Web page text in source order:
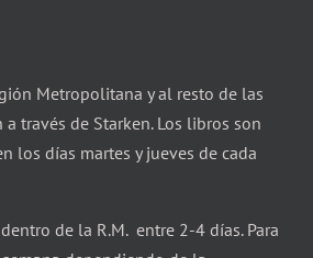
Metropolitana y al resto de las
través de Starken. Los libros son
los días martes y jueves de cada
de la R.M. entre 2-4 días. Para